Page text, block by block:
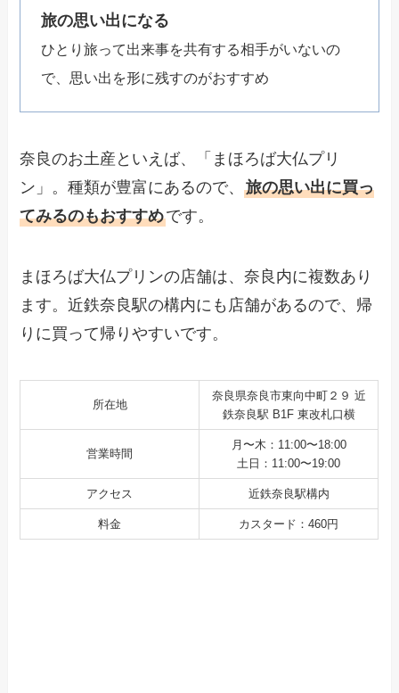
旅の思い出になる
ひとり旅って出来事を共有する相手がいないの
で、思い出を形に残すのがおすすめ
奈良のお土産といえば、「まほろば大仏プリ
ン」。種類が豊富にあるので、旅の思い出に買っ
てみるのもおすすめです。
まほろば大仏プリンの店舗は、奈良内に複数あり
ます。近鉄奈良駅の構内にも店舗があるので、帰
りに買って帰りやすいです。
所在地
奈良県奈良市東向中町２９ 近
鉄奈良駅 B1F 東改札口横
営業時間
月〜木：11:00〜18:00
土日：11:00〜19:00
アクセス 近鉄奈良駅構内
料金 カスタード：460円